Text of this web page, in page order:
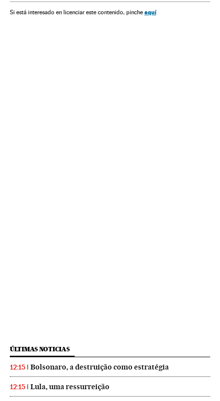
Fontes energia Energia Armas nucleares Armamento
Si está interesado en licenciar este contenido, pinche aquí
ÚLTIMAS NOTICIAS
12:15 Bolsonaro, a destruição como estratégia
12:15 Lula, uma ressurreição